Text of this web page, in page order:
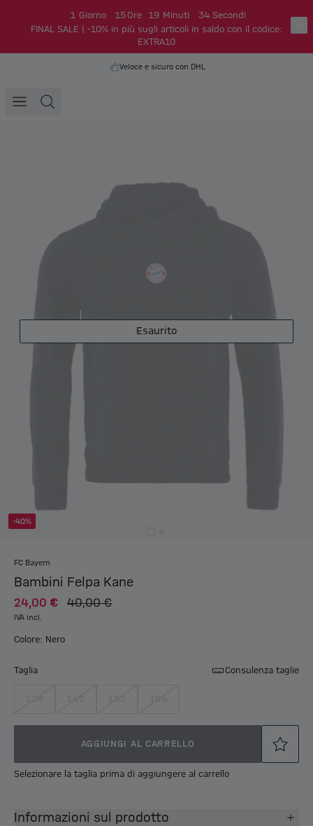
1 Giorno 15 Ore 19 Minuti 34 Secondi
FINAL SALE | -10% in più sugli articoli in saldo con il codice:
EXTRA10
Veloce e sicuro con DHL
-40%
Esaurito
FC Bayern
Bambini Felpa Kane
24,00 € 40,00 €
IVA incl.
Colore: Nero
Taglia Consulenza taglie
AGGIUNGI AL CARRELLO
Selezionare la taglia prima di aggiungere al carrello
Informazioni sul prodotto